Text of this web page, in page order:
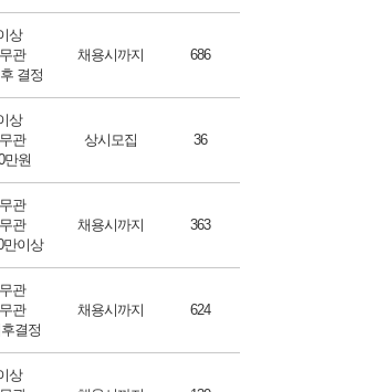
상
관
결정
채용시까지 686
상
관
만원
상시모집 36
관
관
이상
채용시까지 363
관
관
결정
채용시까지 624
상